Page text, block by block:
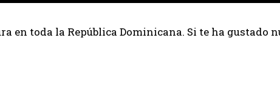
en toda la República Dominicana. Si te ha gustado